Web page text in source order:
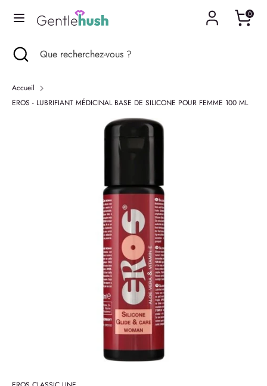
0
LangueFrançais
Recherche
Que
vous
?
Recherche
Que
?
Fermer
Accueil
EROS - LUBRIFIANT MÉDICINAL BASE DE SILICONE POUR FEMME 100 ML